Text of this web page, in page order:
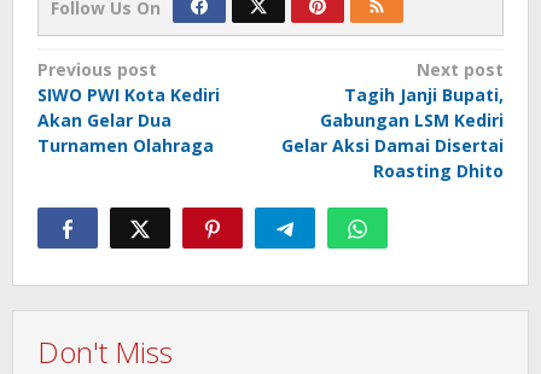
Follow Us On
Post
navigation
Previous post
SIWO PWI Kota Kediri
Akan Gelar Dua
Turnamen Olahraga
Next post
Tagih Janji Bupati,
Gabungan LSM Kediri
Gelar Aksi Damai Disertai
Roasting Dhito
Don't Miss